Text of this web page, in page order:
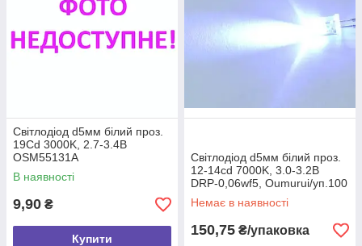
Світлодіод d5мм білий проз.
19Cd 3000K, 2.7-3.4В
OSM55131A
(OKLEDT5100M3),
OptoSupply
В наявності
9,90 ₴
Купити
Світлодіод d5мм білий проз.
12-14cd 7000K, 3.0-3.2В
DRP-0,06wf5, Oumurui/уп.100
шт.
Немає в наявності
150,75 ₴/упаковка